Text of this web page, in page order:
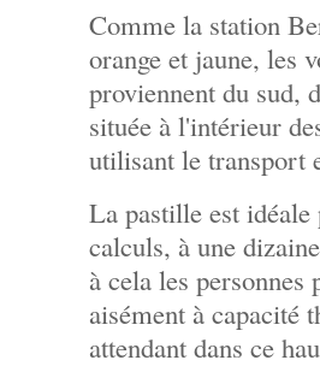
Comme la station
orange et jaune, les
proviennent du sud,
située à l'intérieur
utilisant le transport
La pastille est idéale
calculs, à une
à cela les personnes
aisément à capacité
attendant dans ce